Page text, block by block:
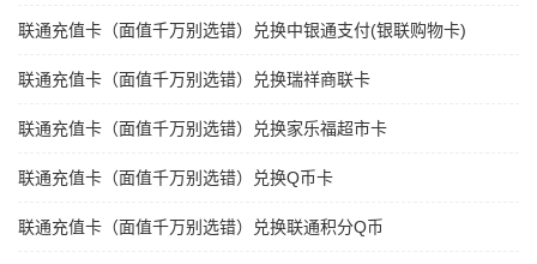
联通充值卡（面值千万别选错）兑换中银通支付(银联购物卡)
联通充值卡（面值千万别选错）兑换瑞祥商联卡
联通充值卡（面值千万别选错）兑换家乐福超市卡
联通充值卡（面值千万别选错）兑换Q币卡
联通充值卡（面值千万别选错）兑换联通积分Q币